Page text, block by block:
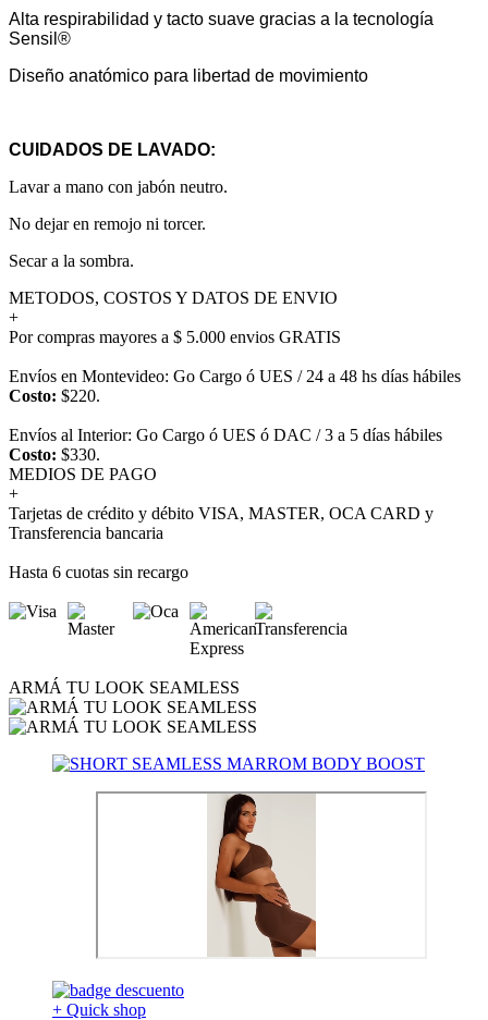
Alta respirabilidad y tacto suave gracias a la tecnología
Sensil®
Diseño anatómico para libertad de movimiento
CUIDADOS DE LAVADO:
Lavar a mano con jabón neutro.
No dejar en remojo ni torcer.
Secar a la sombra.
METODOS, COSTOS Y DATOS DE ENVIO
+
Por compras mayores a $ 5.000 envios GRATIS
Envíos en Montevideo: Go Cargo ó UES / 24 a 48 hs días hábiles
Costo: $220.
Envíos al Interior: Go Cargo ó UES ó DAC / 3 a 5 días hábiles
Costo: $330.
MEDIOS DE PAGO
+
Tarjetas de crédito y débito VISA, MASTER, OCA CARD y
Transferencia bancaria
Hasta 6 cuotas sin recargo
ARMÁ TU LOOK SEAMLESS
+ Quick shop